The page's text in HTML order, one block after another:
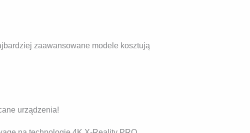
zaawansowane modele kosztują
urządzenia!